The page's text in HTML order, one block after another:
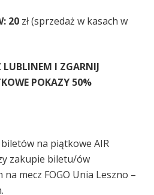
20 zł (sprzedaż w kasach w
I ZGARNIJ
POKAZY 50%
na piątkowe AIR
zakupie biletu/ów
mecz FOGO Unia Leszno –